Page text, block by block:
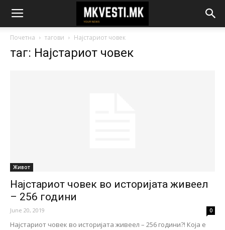
Почетна тагови Најстариот човек
таг: Најстариот човек
Живот
Најстариот човек во историјата живеел
– 256 години
June 20, 2019 0
Најстариот човек во историјата живеел – 256 години?! Која е